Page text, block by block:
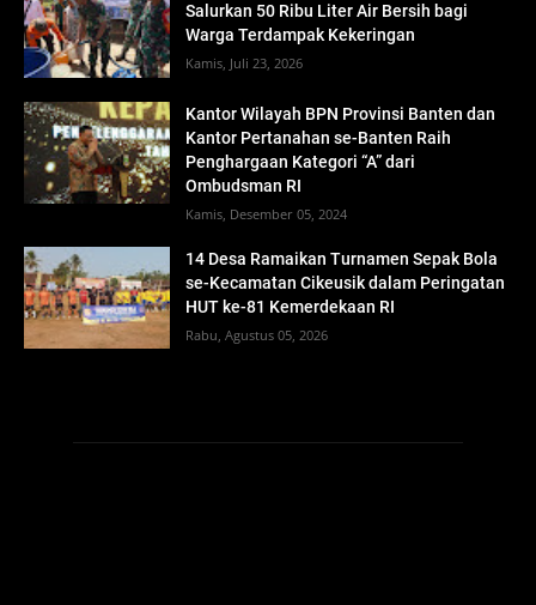
Salurkan 50 Ribu Liter Air Bersih bagi
Warga Terdampak Kekeringan
Kamis, Juli 23, 2026
Kantor Wilayah BPN Provinsi Banten dan
Kantor Pertanahan se-Banten Raih
Penghargaan Kategori “A” dari
Ombudsman RI
Kamis, Desember 05, 2024
14 Desa Ramaikan Turnamen Sepak Bola
se-Kecamatan Cikeusik dalam Peringatan
HUT ke-81 Kemerdekaan RI
Rabu, Agustus 05, 2026